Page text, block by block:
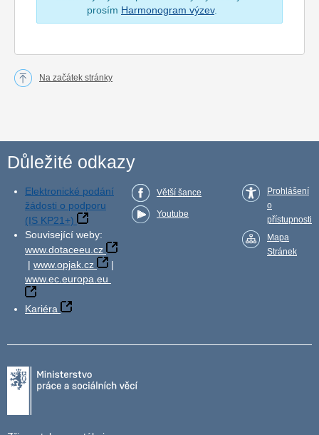
prosím Harmonogram výzev.
Na začátek stránky
Důležité odkazy
Elektronické podání
žádosti o podporu
(IS KP21+)
Související weby:
www.dotaceeu.cz
| www.opjak.cz
|
www.ec.europa.eu
Kariéra
Větší šance
Youtube
Prohlášení
o
přístupnosti
Mapa
Stránek